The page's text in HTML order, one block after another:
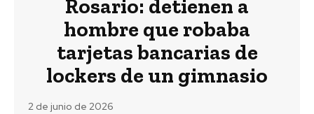
Rosario: detienen a
hombre que robaba
tarjetas bancarias de
lockers de un gimnasio
2 de junio de 2026